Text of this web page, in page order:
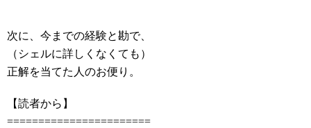
次に、今までの経験と勘で、
（シェルに詳しくなくても）
正解を当てた人のお便り。
【読者から】
=======================